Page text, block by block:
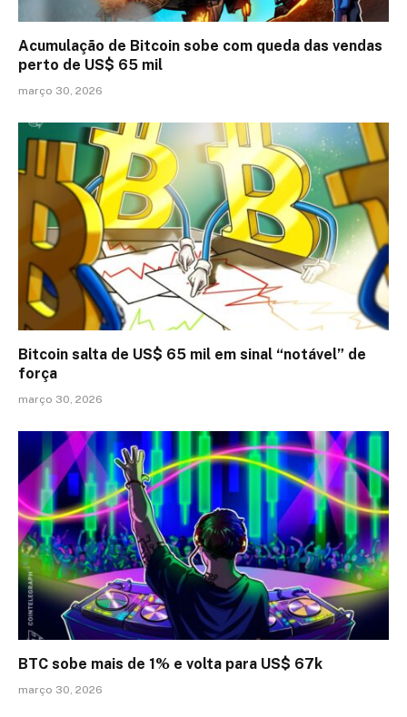
Acumulação de Bitcoin sobe com queda das vendas
perto de US$ 65 mil
março 30, 2026
Bitcoin salta de US$ 65 mil em sinal “notável” de
força
março 30, 2026
BTC sobe mais de 1% e volta para US$ 67k
março 30, 2026